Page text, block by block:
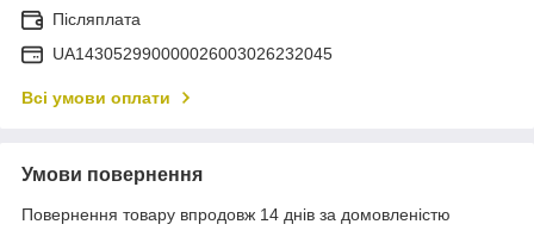
Післяплата
UA143052990000026003026232045
Всі умови оплати
Умови повернення
Повернення товару впродовж 14 днів за домовленістю